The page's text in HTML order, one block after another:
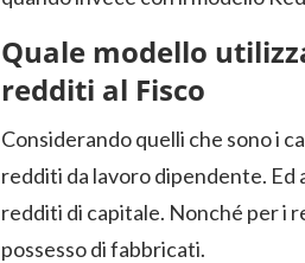
Quale modello
redditi al Fisco
Considerando quelli che sono i
redditi da lavoro dipendente. Ed
redditi di capitale. Nonché per i
possesso di fabbricati.